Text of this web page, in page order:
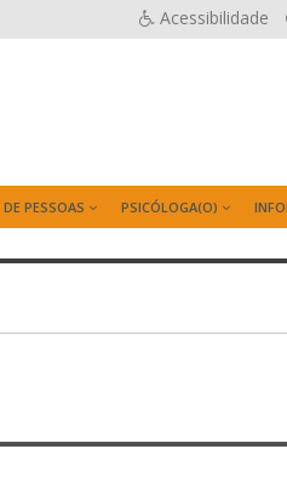
Acessibilidade
PESSOAS PSICÓLOGA(O)